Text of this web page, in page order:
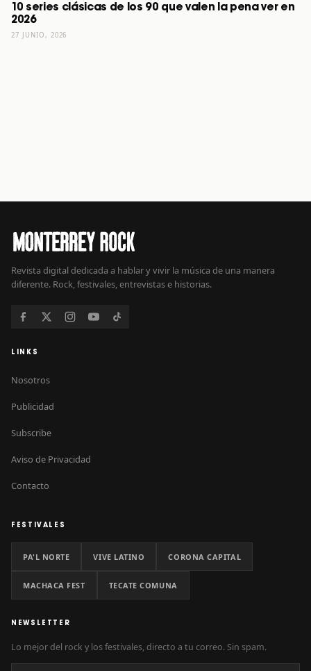
10 series clásicas de los 90 que valen la pena ver en
2026
27 JUNIO, 2026
Revista digital dedicada a hablar y vivir la música de una manera
diferente. Rock, festivales, entrevistas e historias.
LINKS
Nosotros
Publicidad
Subscribe
Aviso de Privacidad
Contacto
FESTIVALES
PA'L NORTE VIVE LATINO CORONA CAPITAL
MACHACA FEST TECATE COMUNA
NEWSLETTER
Lo mejor del rock y los festivales, directo a tu correo. Sin spam.